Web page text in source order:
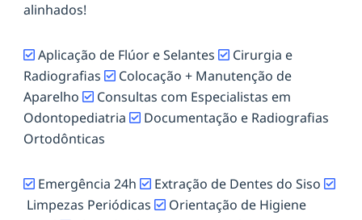
alinhados!
Aplicação de Flúor e Selantes
Cirurgia e
Radiografias
Colocação + Manutenção de
Aparelho
Consultas com Especialistas em
Odontopediatria
Documentação e Radiografias
Ortodônticas
Emergência 24h
Extração de Dentes do Siso
Limpezas Periódicas
Orientação de Higiene